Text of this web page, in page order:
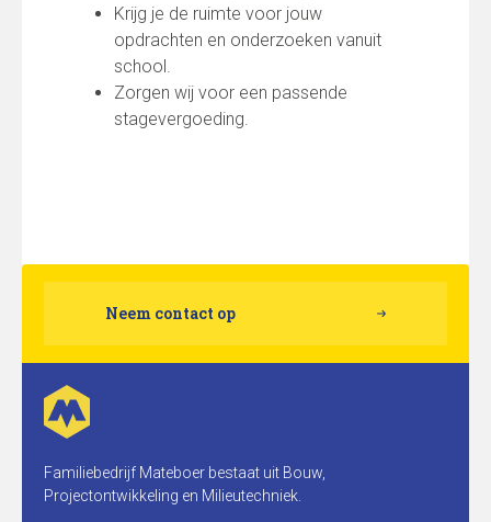
Krijg je de ruimte voor jouw
opdrachten en onderzoeken vanuit
school.
Zorgen wij voor een passende
stagevergoeding.
Neem contact op
Familiebedrijf Mateboer bestaat uit Bouw,
Projectontwikkeling en Milieutechniek.